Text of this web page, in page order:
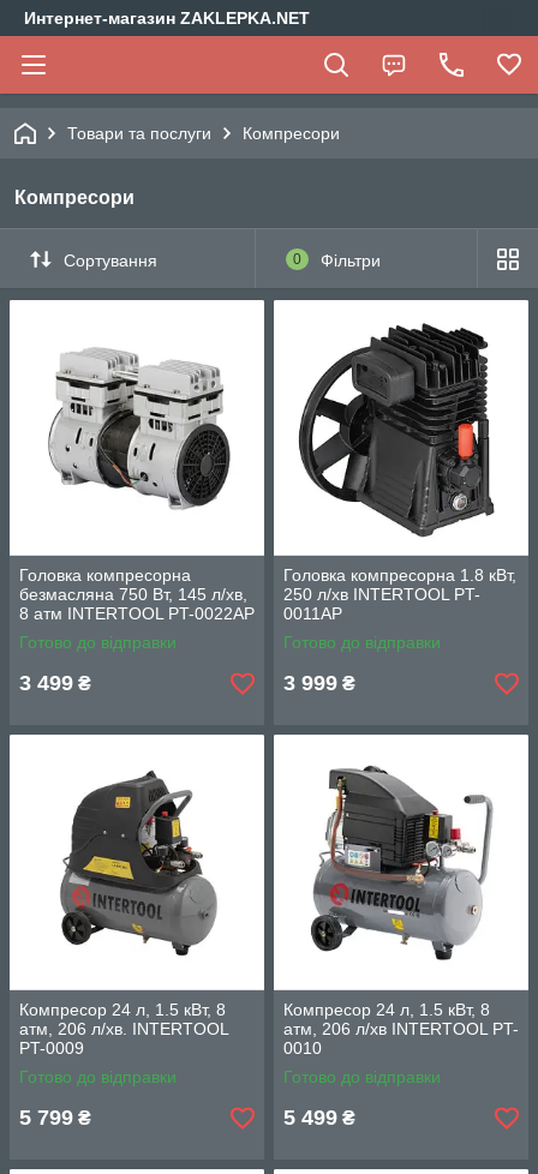
Интернет-магазин ZAKLEPKA.NET
Товари та послуги Компресори
Компресори
Сортування 0 Фільтри
Головка компресорна
безмасляна 750 Вт, 145 л/хв,
8 атм INTERTOOL PT-0022AP
Готово до відправки
3 499 ₴
Головка компресорна 1.8 кВт,
250 л/хв INTERTOOL PT-
0011AP
Готово до відправки
3 999 ₴
Компресор 24 л, 1.5 кВт, 8
aтм, 206 л/хв. INTERTOOL
PT-0009
Готово до відправки
5 799 ₴
Компресор 24 л, 1.5 кВт, 8
атм, 206 л/хв INTERTOOL PT-
0010
Готово до відправки
5 499 ₴